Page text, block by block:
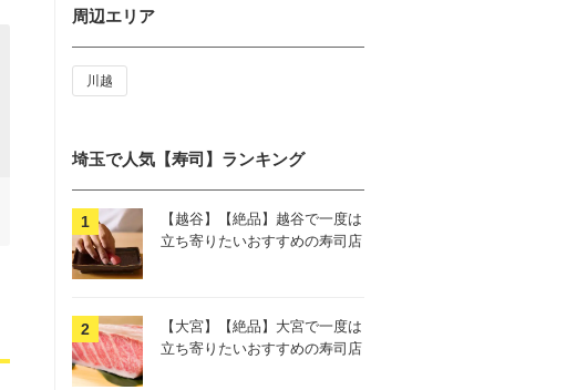
周辺エリア
川越
埼玉で人気【寿司】ランキング
【越谷】【絶品】越谷で一度は
立ち寄りたいおすすめの寿司店
【大宮】【絶品】大宮で一度は
立ち寄りたいおすすめの寿司店